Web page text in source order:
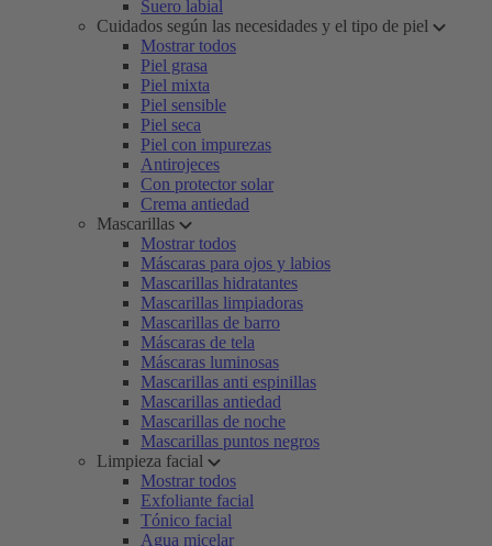
Suero labial
Cuidados según las necesidades y el tipo de piel
Mostrar todos
Piel grasa
Piel mixta
Piel sensible
Piel seca
Piel con impurezas
Antirojeces
Con protector solar
Crema antiedad
Mascarillas
Mostrar todos
Máscaras para ojos y labios
Mascarillas hidratantes
Mascarillas limpiadoras
Mascarillas de barro
Máscaras de tela
Máscaras luminosas
Mascarillas anti espinillas
Mascarillas antiedad
Mascarillas de noche
Mascarillas puntos negros
Limpieza facial
Mostrar todos
Exfoliante facial
Tónico facial
Agua micelar